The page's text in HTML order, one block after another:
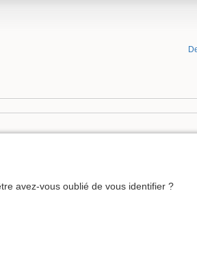
avez-vous oublié de vous identifier ?